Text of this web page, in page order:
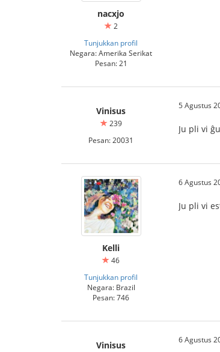
nacxjo
2
Tunjukkan profil
Negara: Amerika Serikat
Pesan: 21
Vinisus
239
Pesan: 20031
5 Agustus
Ju pli vi
Kelli
46
Tunjukkan profil
Negara: Brazil
Pesan: 746
6 Agustus
Ju pli vi
Vinisus 6 Agustus